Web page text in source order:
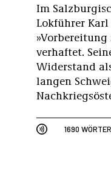
Im
Lokführer
verhaftet.
Widerstand
langen
1690 WÖRTER